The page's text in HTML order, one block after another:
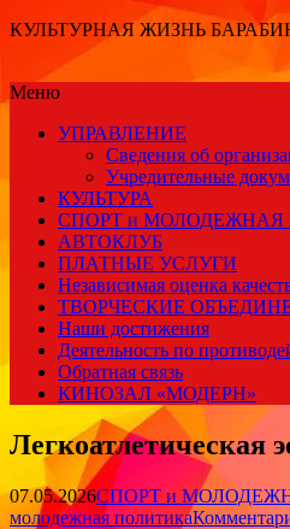
КУЛЬТУРНАЯ ЖИЗНЬ
Меню
УПРАВЛЕНИЕ
Сведения об
Учредительные
КУЛЬТУРА
СПОРТ и МОЛОДЕЖНАЯ
АВТОКЛУБ
ПЛАТНЫЕ УСЛУГИ
Независимая оценка
ТВОРЧЕСКИЕ
Наши достижения
Деятельность по
Обратная связь
КИНОЗАЛ «МОДЕРН»
Легкоатлетическая
07.05.2026СПОРТ и
молодежная политика